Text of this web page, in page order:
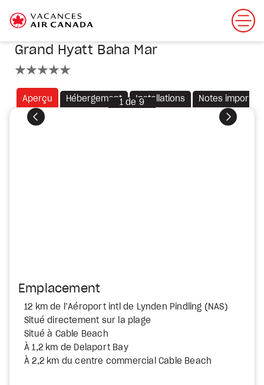
Grand Hyatt Baha Mar
Aperçu Hébergement Installations Notes
Précédent Suivant
1 de 9
Emplacement
12 km de l’Aéroport intl de Lynden Pindling (NAS)
Situé directement sur la plage
Situé à Cable Beach
À 1,2 km de Delaport Bay
À 2,2 km du centre commercial Cable Beach